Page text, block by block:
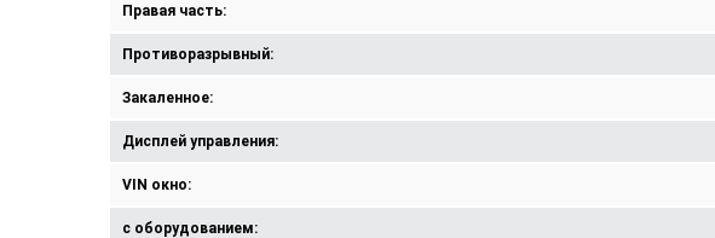
Правая часть:
Противоразрывный:
Закаленное:
Дисплей управления:
VIN окно:
с оборудованием: